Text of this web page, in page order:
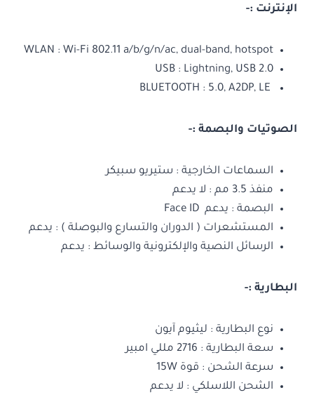
الإنترنت :-
WLAN : Wi-Fi 802.11 a/b/g/n/ac, dual-band, hotspot
USB : Lightning, USB 2.0
الصوتيات والبصمة :-
السماعات الخارجية : ستيريو سبيكر
منفذ 3.5 مم : لا يدعم
البصمة : يدعم Face ID
المستشعرات ( الدوران والتسارع والبوصلة ) : يدعم
الرسائل النصية والإلكترونية والوسائط : يدعم
البطارية :-
نوع البطارية : ليثيوم آيون
سعة البطارية : 2716 مللي امبير
سرعة الشحن : قوة 15W
الشحن اللاسلكي : لا يدعم